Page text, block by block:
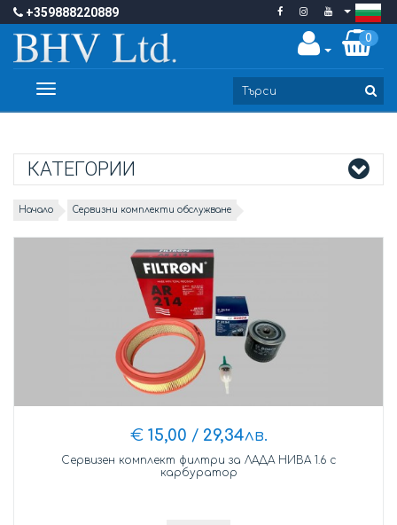
+359888220889
0
Toggle
КАТЕГОРИИ
Начало Сервизни комплекти обслужване
€ 15,00 / 29,34лв.
Сервизен комплект филтри за ЛАДА НИВА 1.6 с
карбуратор